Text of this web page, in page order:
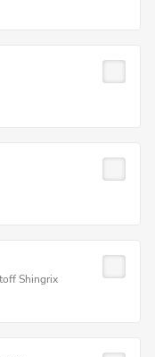
Shingrix